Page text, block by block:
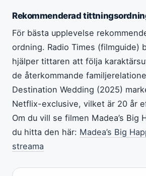
Rekommenderad
För bästa upplevelse
ordning. Radio Times (filmguide)
hjälper tittaren att följa
de återkommande
Destination Wedding (2025)
Netflix-exclusive, vilket är 20 år
Om du vill se filmen Madea’s Big
du hitta den här: Madea’s Big
streama